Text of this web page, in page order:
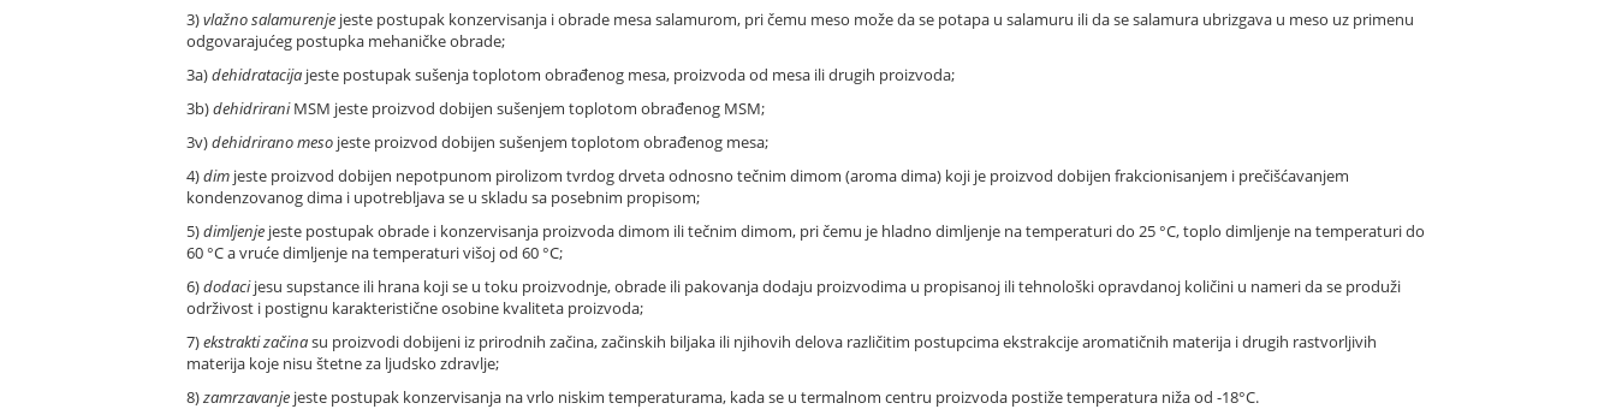
3)vlažno salamurenje jeste postupak konzervisanja i obrade mesa salamurom, pri čemu meso može da se potapa u salamuru ili da se salamura ubrizgava u meso uz primenu
odgovarajućeg postupka mehaničke obrade;
3a)dehidratacija jeste postupak sušenja toplotom obrađenog mesa, proizvoda od mesa ili drugih proizvoda;
3b)dehidriraniMSM jeste proizvod dobijen sušenjem toplotom obrađenog MSM;
3v)dehidrirano meso jeste proizvod dobijen sušenjem toplotom obrađenog mesa;
4)dim jeste proizvod dobijen nepotpunom pirolizom tvrdog drveta odnosno tečnim dimom (aroma dima) koji je proizvod dobijen frakcionisanjem i prečišćavanjem
kondenzovanog dima i upotrebljava se u skladu sa posebnim propisom;
5)dimljenje jeste postupak obrade i konzervisanja proizvoda dimom ili tečnim dimom, pri čemu je hladno dimljenje na temperaturi do 25 °C, toplo dimljenje na temperaturi do
60 °C a vruće dimljenje na temperaturi višoj od 60 °C;
6)dodacijesu supstance ili hrana koji se u toku proizvodnje, obrade ili pakovanja dodaju proizvodima u propisanoj ili tehnološki opravdanoj količini u nameri da se produži
održivost i postignu karakteristične osobine kvaliteta proizvoda;
7)ekstrakti začinasu proizvodi dobijeni iz prirodnih začina, začinskih biljaka ili njihovih delova različitim postupcima ekstrakcije aromatičnih materija i drugih rastvorljivih
materija koje nisu štetne za ljudsko zdravlje;
8)zamrzavanje jeste postupak konzervisanja na vrlo niskim temperaturama, kada se u termalnom centru proizvoda postiže temperatura niža od -18°C.